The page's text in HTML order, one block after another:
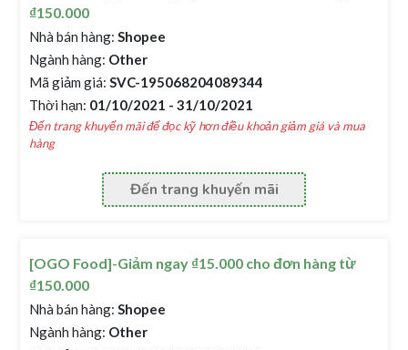
₫150.000
Nhà bán hàng: Shopee
Ngành hàng: Other
Mã giảm giá: SVC-195068204089344
Thời hạn: 01/10/2021 - 31/10/2021
Đến trang khuyến mãi để đọc kỹ hơn điều khoản giảm giá và mua
hàng
Đến trang khuyến mãi
[OGO Food]-Giảm ngay ₫15.000 cho đơn hàng từ
₫150.000
Nhà bán hàng: Shopee
Ngành hàng: Other